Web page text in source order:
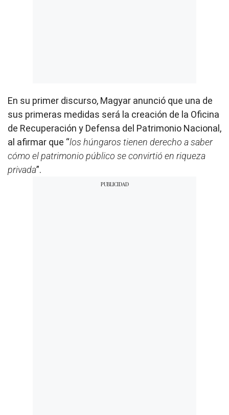
En su primer discurso, Magyar anunció que una de
sus primeras medidas será la creación de la Oficina
de Recuperación y Defensa del Patrimonio Nacional,
al afirmar que “los húngaros tienen derecho a saber
cómo el patrimonio público se convirtió en riqueza
privada”.